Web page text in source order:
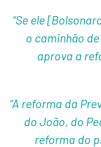
“Se ele
o caminhão
aprova a
“A reforma da
do João, do
reforma do